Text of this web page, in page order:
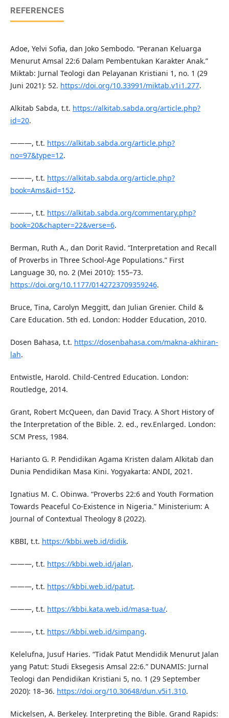
REFERENCES
Adoe, Yelvi Sofia, dan Joko Sembodo. “Peranan Keluarga
Menurut Amsal 22:6 Dalam Pembentukan Karakter Anak.”
Miktab: Jurnal Teologi dan Pelayanan Kristiani 1, no. 1 (29
Juni 2021): 52. https://doi.org/10.33991/miktab.v1i1.277.
Alkitab Sabda, t.t. https://alkitab.sabda.org/article.php?
id=20.
———, t.t. https://alkitab.sabda.org/article.php?
no=97&type=12.
———, t.t. https://alkitab.sabda.org/article.php?
book=Ams&id=152.
———, t.t. https://alkitab.sabda.org/commentary.php?
book=20&chapter=22&verse=6.
Berman, Ruth A., dan Dorit Ravid. “Interpretation and Recall
of Proverbs in Three School-Age Populations.” First
Language 30, no. 2 (Mei 2010): 155–73.
https://doi.org/10.1177/0142723709359246.
Bruce, Tina, Carolyn Meggitt, dan Julian Grenier. Child &
Care Education. 5th ed. London: Hodder Education, 2010.
Dosen Bahasa, t.t. https://dosenbahasa.com/makna-akhiran-
lah.
Entwistle, Harold. Child-Centred Education. London:
Routledge, 2014.
Grant, Robert McQueen, dan David Tracy. A Short History of
the Interpretation of the Bible. 2. ed., rev.Enlarged. London:
SCM Press, 1984.
Harianto G. P. Pendidikan Agama Kristen dalam Alkitab dan
Dunia Pendidikan Masa Kini. Yogyakarta: ANDI, 2021.
Ignatius M. C. Obinwa. “Proverbs 22:6 and Youth Formation
Towards Peaceful Co-Existence in Nigeria.” Ministerium: A
Journal of Contextual Theology 8 (2022).
KBBI, t.t. https://kbbi.web.id/didik.
———, t.t. https://kbbi.web.id/jalan.
———, t.t. https://kbbi.web.id/patut.
———, t.t. https://kbbi.kata.web.id/masa-tua/.
———, t.t. https://kbbi.web.id/simpang.
Kelelufna, Jusuf Haries. “Tidak Patut Mendidik Menurut Jalan
yang Patut: Studi Eksegesis Amsal 22:6.” DUNAMIS: Jurnal
Teologi dan Pendidikan Kristiani 5, no. 1 (29 September
2020): 18–36. https://doi.org/10.30648/dun.v5i1.310.
Mickelsen, A. Berkeley. Interpreting the Bible. Grand Rapids: